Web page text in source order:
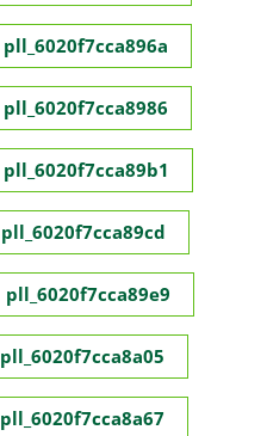
pll_6020f7cca896a
pll_6020f7cca8986
pll_6020f7cca89b1
pll_6020f7cca89cd
pll_6020f7cca89e9
pll_6020f7cca8a05
pll_6020f7cca8a67